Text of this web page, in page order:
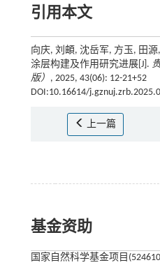
引用本文
向庆, 刘頔, 沈岳军, 方玉, 田
涂层构建及作用研究进展[J].
版） , 2025, 43(06): 12-21+52
DOI:10.16614/
上一篇
基金资助
国家自然科学基金项目